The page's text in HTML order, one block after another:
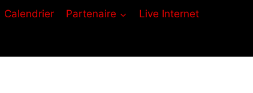
Calendrier Partenaire Live Internet